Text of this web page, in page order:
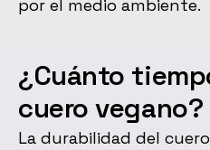
por el medio ambiente.
¿Cuánto
cuero vegano?
La durabilidad del